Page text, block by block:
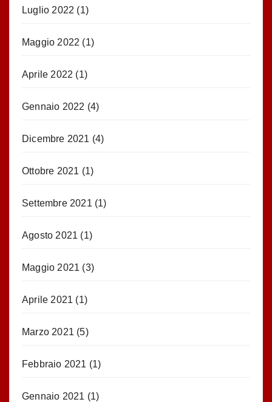
Luglio 2022 (1)
Maggio 2022 (1)
Aprile 2022 (1)
Gennaio 2022 (4)
Dicembre 2021 (4)
Ottobre 2021 (1)
Settembre 2021 (1)
Agosto 2021 (1)
Maggio 2021 (3)
Aprile 2021 (1)
Marzo 2021 (5)
Febbraio 2021 (1)
Gennaio 2021 (1)